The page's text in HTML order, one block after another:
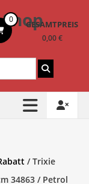
0 GESAMTPREIS
0,00 €
/ Trixie
34863 / Petrol